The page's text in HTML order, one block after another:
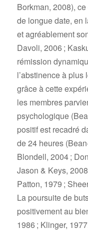
Borkman, 2008),
de longue date, en
et agréablement
Davoli, 2006 ;
rémission
l’abstinence à plus
grâce à cette
les membres
psychologique
positif est recadré
de 24 heures
Blondell, 2004 ;
Jason & Keys,
Patton, 1979 ;
La poursuite de
positivement au
1986 ; Klinger,